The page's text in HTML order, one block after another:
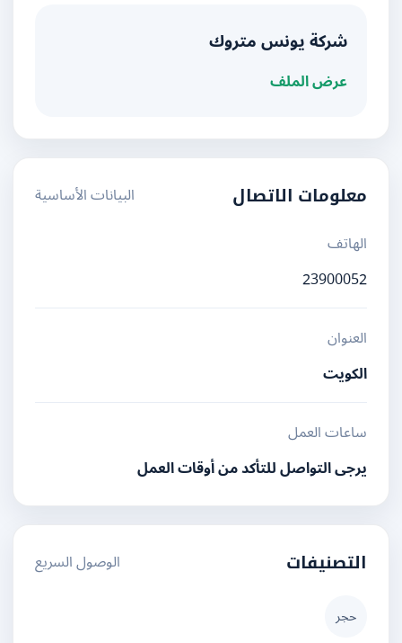
شركة يونس متروك
عرض الملف
معلومات الاتصال
البيانات الأساسية
الهاتف
23900052
العنوان
الكويت
ساعات العمل
يرجى التواصل للتأكد من أوقات العمل
التصنيفات الوصول السريع